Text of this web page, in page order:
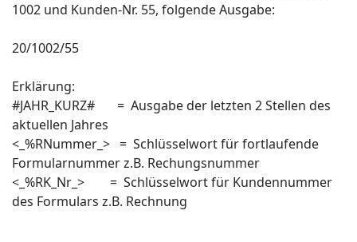
1002 und Kunden-Nr. 55, folgende Ausgabe:
20/1002/55
Erklärung:
#JAHR_KURZ# = Ausgabe der letzten 2 Stellen des
aktuellen Jahres
<_%RNummer_> = Schlüsselwort für fortlaufende
Formularnummer z.B. Rechungsnummer
<_%RK_Nr_> = Schlüsselwort für Kundennummer
des Formulars z.B. Rechnung